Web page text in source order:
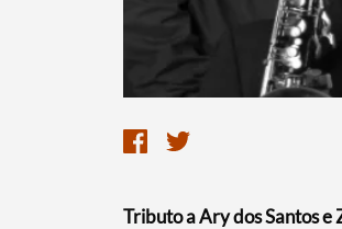
Tributo a Ary dos Santos e